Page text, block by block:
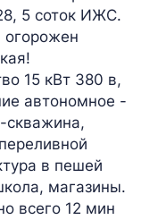
5 соток ИЖС.
огорожен
15 кВт 380 в,
автономное -
скважина,
в пешей
магазины.
всего 12 мин